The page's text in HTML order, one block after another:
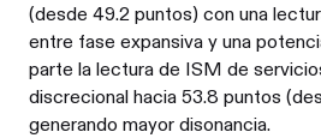
(desde 49.2 puntos) con una
entre fase expansiva y una
parte la lectura de ISM de
discrecional hacia 53.8 puntos
generando mayor disonancia.